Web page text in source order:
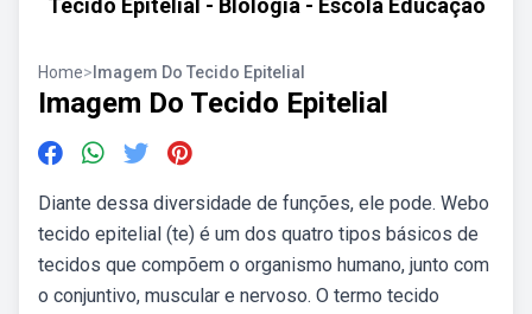
Tecido Epitelial - BIologia - Escola Educação
Home> Imagem Do Tecido Epitelial
Imagem Do Tecido Epitelial
Diante dessa diversidade de funções, ele pode. Webo
tecido epitelial (te) é um dos quatro tipos básicos de
tecidos que compõem o organismo humano, junto com
o conjuntivo, muscular e nervoso. O termo tecido